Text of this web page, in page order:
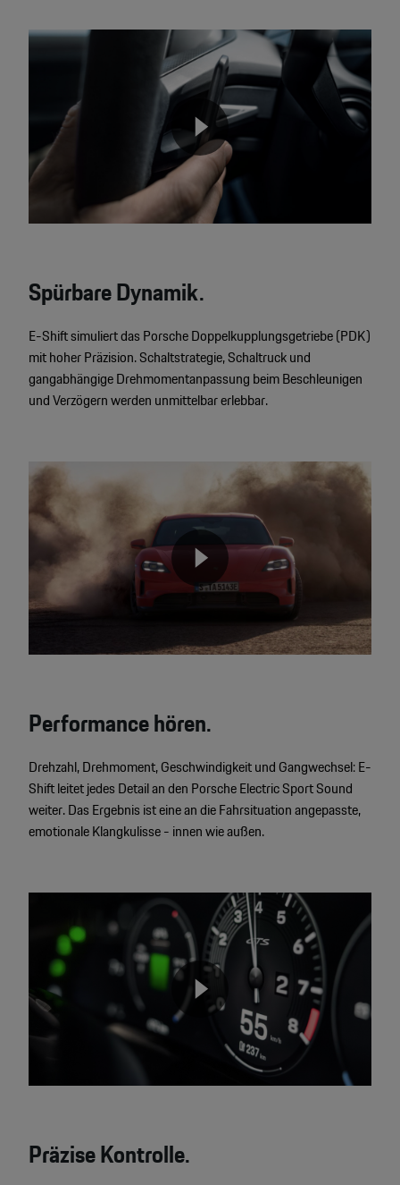
Video
Spürbare Dynamik.
E-Shift simuliert das Porsche Doppelkupplungsgetriebe (PDK)
mit hoher Präzision. Schaltstrategie, Schaltruck und
gangabhängige Drehmomentanpassung beim Beschleunigen
und Verzögern werden unmittelbar erlebbar.
Video
None
Performance hören.
Drehzahl, Drehmoment, Geschwindigkeit und Gangwechsel: E-
Shift leitet jedes Detail an den Porsche Electric Sport Sound
weiter. Das Ergebnis ist eine an die Fahrsituation angepasste,
emotionale Klangkulisse - innen wie außen.
Präzise Kontrolle.